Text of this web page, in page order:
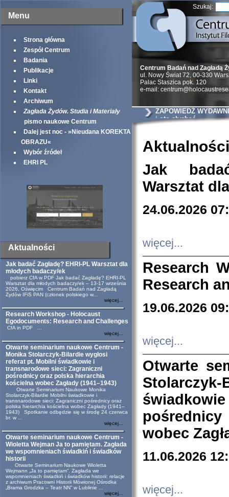
Menu
Strona główna
Zespół Centrum
Badania
Publikacje
Linki
Kontakt
Archiwum
Zagłada Żydów. Studia i Materiały
pismo naukowe Centrum
Dalej jest noc - »Nieudana KOREKTA
OBRAZU«
Wybór źródeł
EHRI PL
Aktualności
Jak badać Zagładę? EHRI-PL Warsztat dla
młodych badaczy/ek
pobierz CfA w PDF Jak badać Zagładę? EHRI-PL
Warsztat dla młodych badaczy/ek – 13-17 września
2026, Oświęcim Centrum Badań nad Zagładą
Żydów IFiS PAN (członek polskiego w...
więcej...
Research Workshop - Holocaust
Egodocuments: Research and Challenges
CfA in PDF ...
więcej...
Otwarte seminarium naukowe Centrum -
Monika Stolarczyk-Bilardie wygłosi
referat pt. Mobilni świadkowie i
transnarodowe sieci: Zagraniczni
pośrednicy oraz polska hierarchia
kościelna wobec Zagłady (1941–1943)
Otwarte Seminarium Naukowe Monika
Stolarczyk-Bilardie Mobilni świadkowie i
transnarodowe sieci: Zagraniczni pośrednicy oraz
polska hierarchia kościelna wobec Zagłady (1941–
1943) Spotkanie odbędzie się w środę 24 czerwca
br. w ...
więcej...
Otwarte seminarium naukowe Centrum -
Wioletta Wejman Ja to pamiętam. Zagłada
we wspomnieniach świadkiń i świadków
historii
Otwarte Seminarium Naukowe Wioletta
Wejmann „Ja to pamiętam”. Zagłada we
wspomnieniach świadkiń i świadków historii: relacje
z archiwum Pracowni Historii Mówionej Ośrodka
„Brama Grodzka – Teatr NN” w Lublinie ...
więcej...
Szukaj:
Centrum Badań nad Zagładą
ul. Nowy Świat 72, 00-330
Palac Staszica pok. 120
e-mail:
ZAPOWIEDŹ
i oto słychać
Aktualności
Jak
Warsztat
24.06.2026
więcej...
Research
Research
19.06.2026
więcej...
Otwarte
wobec
11.06.2026
więcej...